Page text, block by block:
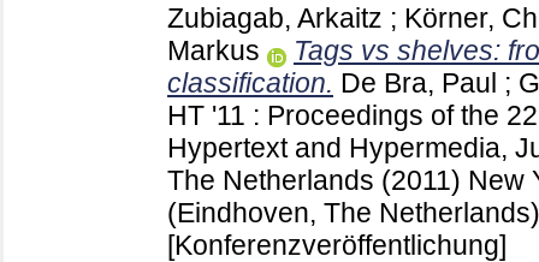
Zubiagab, Arkaitz ; Körner,
Markus
Tags vs shelves:
classification. De Bra, Paul ;
HT '11 : Proceedings of the
Hypertext and Hypermedia,
The Netherlands (2011) New
(Eindhoven, The Netherlands)
[Konferenzveröffentlichung]